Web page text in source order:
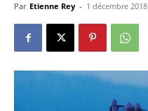
Par Etienne Rey - 1 décembre 2018